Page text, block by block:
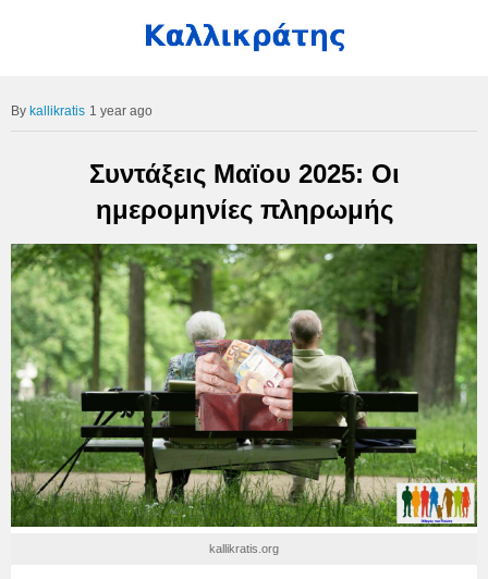
kallikratis 1 year ago
Συντάξεις Μαϊου 2025: Οι
ημερομηνίες πληρωμής
kallikratis.org